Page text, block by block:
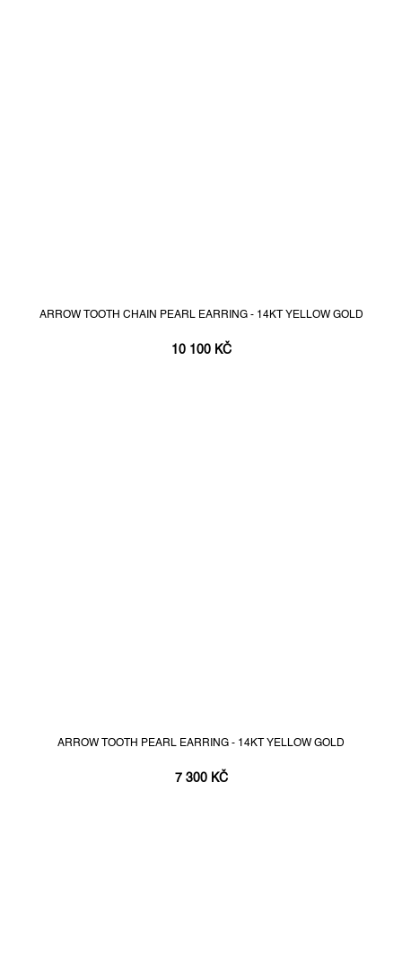
ARROW TOOTH CHAIN PEARL EARRING - 14KT YELLOW GOLD
10 100 KČ
ARROW TOOTH PEARL EARRING - 14KT YELLOW GOLD
7 300 KČ